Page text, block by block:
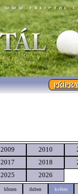
2009 2010
2017 2018
2025 2026
březen duben květen